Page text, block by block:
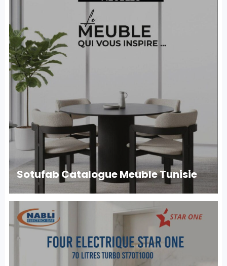
Sotufab Catalogue Meuble Tunisie